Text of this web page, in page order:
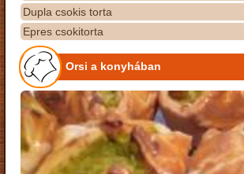
Dupla csokis torta
Epres csokitorta
Orsi a konyhában